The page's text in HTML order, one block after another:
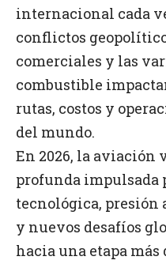
internacional cada
conflictos
comerciales y las
combustible
rutas, costos y
del mundo.
En 2026, la
profunda impulsada
tecnológica, presión
y nuevos desafíos
hacia una etapa